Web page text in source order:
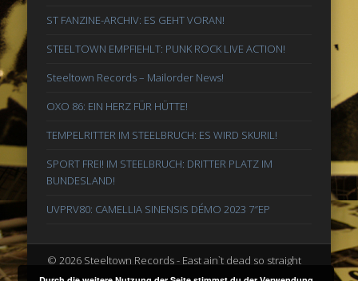
ST FANZINE-ARCHIV: ES GEHT VORAN!
STEELTOWN EMPFIEHLT: PUNK ROCK LIVE ACTION!
Steeltown Records – Mailorder News!
OXO 86: EIN HERZ FÜR HÜTTE!
TEMPELRITTER IM STEELBRUCH: ES WIRD SKURIL!
SPORT FREI! IM STEELBRUCH: DRITTER PLATZ IM
BUNDESLAND!
UVPRV80: CAMELLIA SINENSIS DÉMO 2023 7″EP
© 2026 Steeltown Records - East ain`t dead so straight